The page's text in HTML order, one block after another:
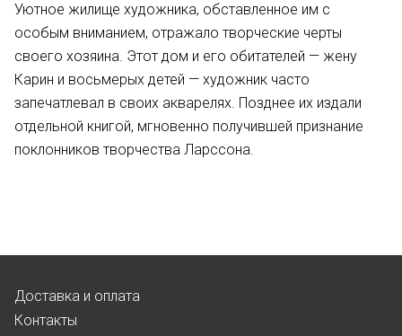
Уютное жилище художника, обставленное им с
особым вниманием, отражало творческие черты
своего хозяина. Этот дом и его обитателей — жену
Карин и восьмерых детей — художник часто
запечатлевал в своих акварелях. Позднее их издали
отдельной книгой, мгновенно получившей признание
поклонников творчества Ларссона.
Доставка и оплата
Контакты